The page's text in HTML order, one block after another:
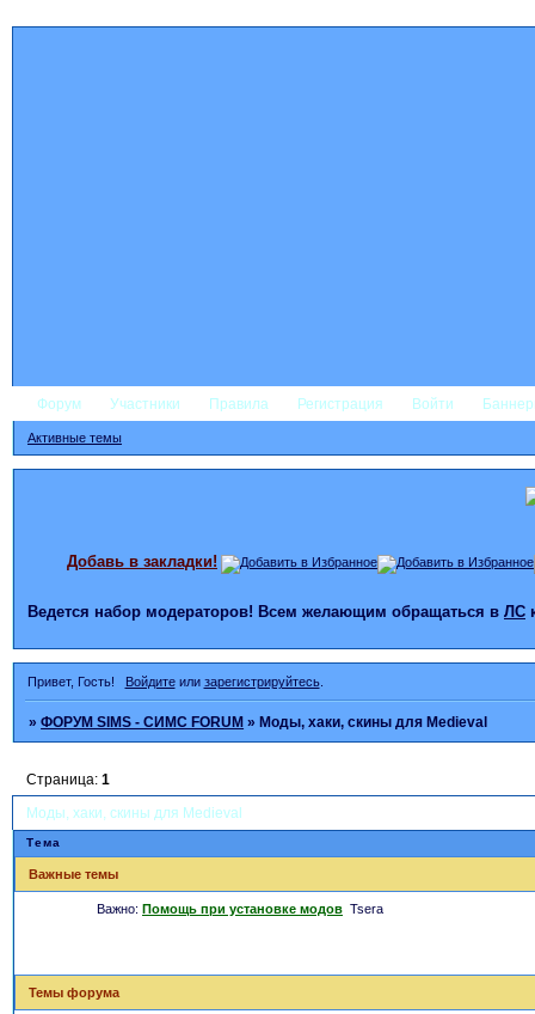
Форум Участники Правила Регистрация Войти
Активные темы
Добавь в закладки!
Ведется набор модераторов! Всем желающим обращаться в ЛС
Привет, Гость! Войдитеили зарегистрируйтесь.
»ФОРУМ SIMS - СИМС FORUM »Моды, хаки, скины для Medieval
Моды, хаки, скины для Medieval
Страница:1
Тема
Важные темы
Важно: Помощь при установке модов Tsera
Темы форума